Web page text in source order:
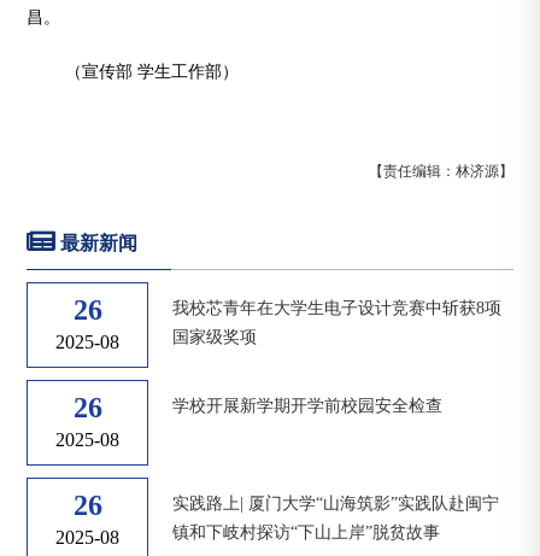
昌。
（宣传部 学生工作部）
【责任编辑：林济源】
最新新闻
26
2025-08
我校芯青年在大学生电子设计竞赛中斩获8项
国家级奖项
26
2025-08
学校开展新学期开学前校园安全检查
26
2025-08
实践路上| 厦门大学“山海筑影”实践队赴闽宁
镇和下岐村探访“下山上岸”脱贫故事